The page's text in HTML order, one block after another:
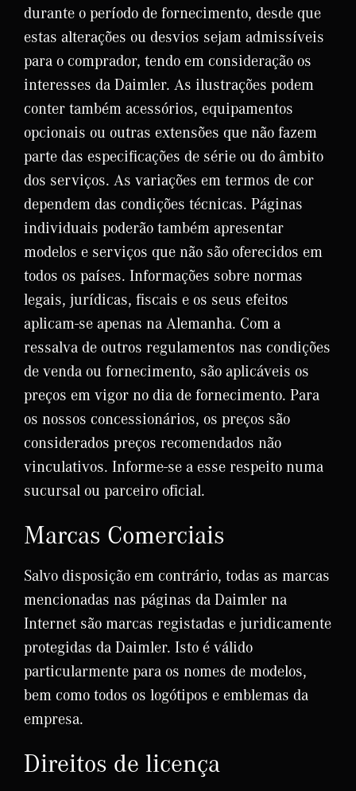
durante o período de fornecimento, desde que
estas alterações ou desvios sejam admissíveis
para o comprador, tendo em consideração os
interesses da Daimler. As ilustrações podem
conter também acessórios, equipamentos
opcionais ou outras extensões que não fazem
parte das especificações de série ou do âmbito
dos serviços. As variações em termos de cor
dependem das condições técnicas. Páginas
individuais poderão também apresentar
modelos e serviços que não são oferecidos em
todos os países. Informações sobre normas
legais, jurídicas, fiscais e os seus efeitos
aplicam-se apenas na Alemanha. Com a
ressalva de outros regulamentos nas condições
de venda ou fornecimento, são aplicáveis os
preços em vigor no dia de fornecimento. Para
os nossos concessionários, os preços são
considerados preços recomendados não
vinculativos. Informe-se a esse respeito numa
sucursal ou parceiro oficial.
Marcas Comerciais
Salvo disposição em contrário, todas as marcas
mencionadas nas páginas da Daimler na
Internet são marcas registadas e juridicamente
protegidas da Daimler. Isto é válido
particularmente para os nomes de modelos,
bem como todos os logótipos e emblemas da
empresa.
Direitos de licença